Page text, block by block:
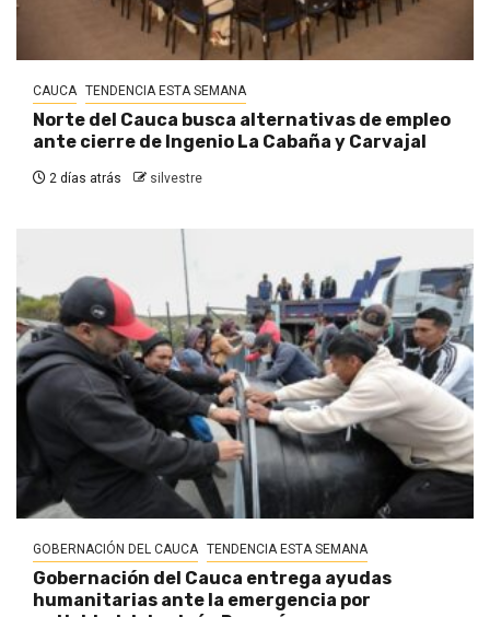
CAUCA TENDENCIA ESTA SEMANA
Norte del Cauca busca alternativas de empleo
ante cierre de Ingenio La Cabaña y Carvajal
2 días atrás silvestre
GOBERNACIÓN DEL CAUCA TENDENCIA ESTA SEMANA
Gobernación del Cauca entrega ayudas
humanitarias ante la emergencia por